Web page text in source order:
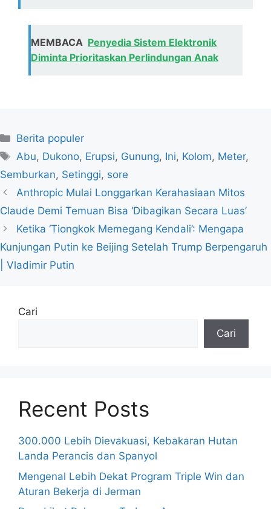
MEMBACA Penyedia Sistem Elektronik
Diminta Prioritaskan Perlindungan Anak
Kategori
Berita populer
Tag
Abu, Dukono, Erupsi, Gunung, Ini, Kolom, Meter,
Semburkan, Setinggi, sore
Anthropic Mulai Longgarkan Kerahasiaan Mitos
Claude Demi Temuan Bisa ‘Dibagikan Secara Luas’
Ketika ‘Tiongkok Memegang Kendali’: Mengapa
Kunjungan Putin ke Beijing Setelah Trump Berpengaruh
| Vladimir Putin
Cari
Cari
Recent Posts
300.000 Lebih Dievakuasi, Kebakaran Hutan
Landa Perancis dan Spanyol
Mengenal Lebih Dekat Program Triple Win dan
Aturan Bekerja di Jerman